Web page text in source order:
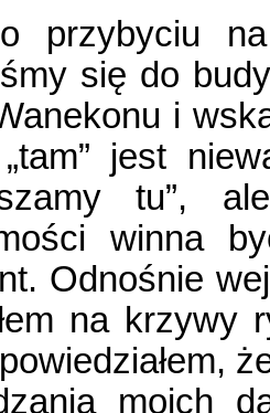
przybyciu
się do
i
„tam” jest
tu”,
winna
Odnośnie
na krzywy
moich